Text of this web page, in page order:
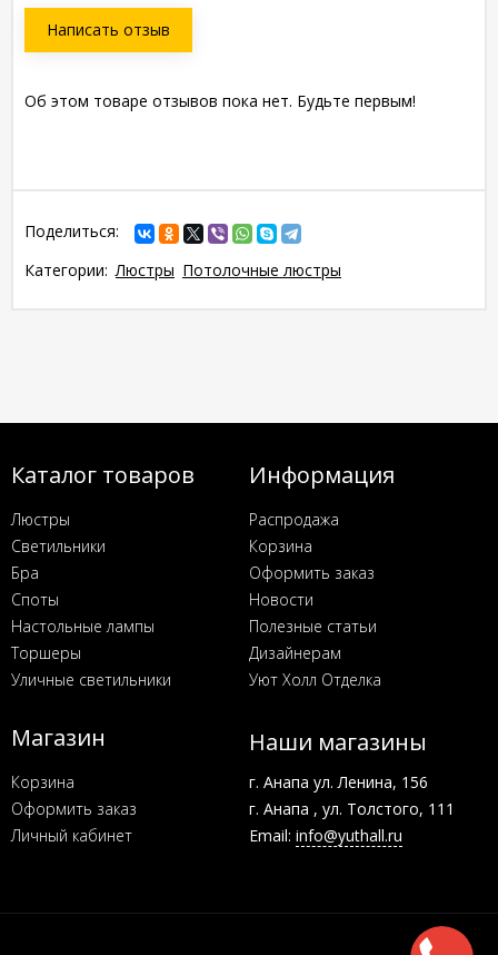
Написать отзыв
Об этом товаре отзывов пока нет. Будьте первым!
Поделиться:
Категории: Люстры Потолочные люстры
Каталог товаров
Люстры
Светильники
Бра
Споты
Настольные лампы
Торшеры
Уличные светильники
Информация
Распродажа
Корзина
Оформить заказ
Новости
Полезные статьи
Дизайнерам
Уют Холл Отделка
Магазин
Корзина
Оформить заказ
Личный кабинет
Наши магазины
г. Анапа ул. Ленина, 156
г. Анапа , ул. Толстого, 111
Email: info@yuthall.ru